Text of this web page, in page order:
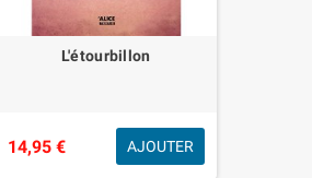
L'étourbillon
14,95 € AJOUTER